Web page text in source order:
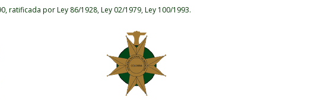
ratificada por Ley 86/1928, Ley 02/1979, Ley 100/1993.